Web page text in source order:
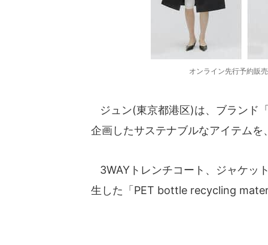
オンライン先行予約販
ジュン(東京都港区)は、ブランド
企画したサステナブルなアイテム
3WAYトレンチコート、ジャケッ
生した「PET bottle recycling